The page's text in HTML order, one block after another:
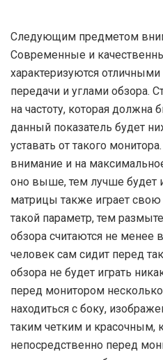
Следующим предметом
Современные и
характеризуются
передачи и углами обзора.
на частоту, которая должна
данный показатель будет
уставать от такого
внимание и на
оно выше, тем лучше будет
матрицы также играет
такой параметр, тем
обзора считаются не
человек сам сидит перед
обзора не будет играть
перед монитором
находиться с боку,
таким четким и красочным,
непосредственно перед